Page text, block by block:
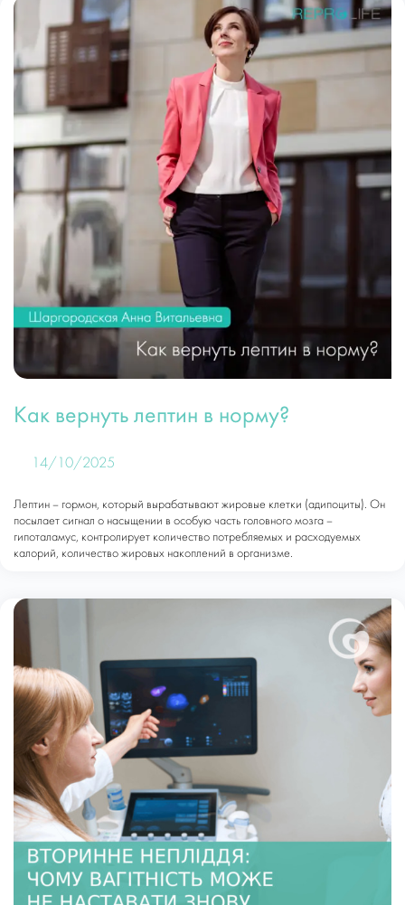
Как вернуть лептин в норму?
14/10/2025
Лептин – гормон, который вырабатывают жировые клетки (адипоциты). Он
посылает сигнал о насыщении в особую часть головного мозга –
гипоталамус, контролирует количество потребляемых и расходуемых
калорий, количество жировых накоплений в организме.